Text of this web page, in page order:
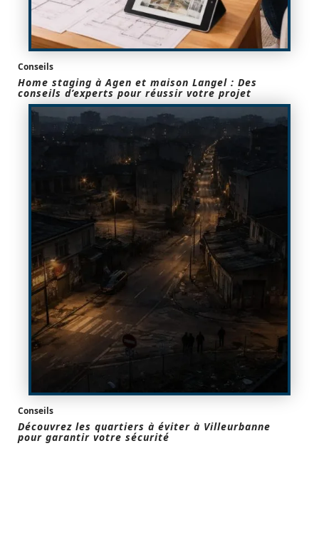
Conseils
Home staging à Agen et maison Langel : Des
conseils d’experts pour réussir votre projet
Conseils
Découvrez les quartiers à éviter à Villeurbanne
pour garantir votre sécurité